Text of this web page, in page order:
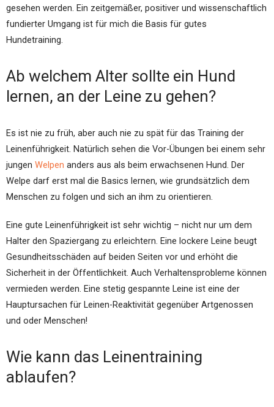
gesehen werden. Ein zeitgemäßer, positiver und wissenschaftlich
fundierter Umgang ist für mich die Basis für gutes
Hundetraining.
Ab welchem Alter sollte ein Hund
lernen, an der Leine zu gehen?
Es ist nie zu früh, aber auch nie zu spät für das Training der
Leinenführigkeit. Natürlich sehen die Vor-Übungen bei einem sehr
jungen Welpen anders aus als beim erwachsenen Hund. Der
Welpe darf erst mal die Basics lernen, wie grundsätzlich dem
Menschen zu folgen und sich an ihm zu orientieren.
Eine gute Leinenführigkeit ist sehr wichtig – nicht nur um dem
Halter den Spaziergang zu erleichtern. Eine lockere Leine beugt
Gesundheitsschäden auf beiden Seiten vor und erhöht die
Sicherheit in der Öffentlichkeit. Auch Verhaltensprobleme können
vermieden werden. Eine stetig gespannte Leine ist eine der
Hauptursachen für Leinen-Reaktivität gegenüber Artgenossen
und oder Menschen!
Wie kann das Leinentraining
ablaufen?